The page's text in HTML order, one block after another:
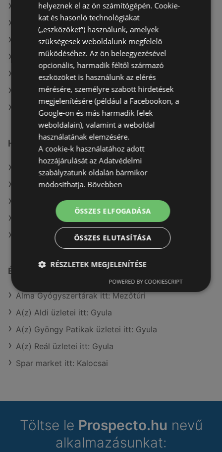
A(z) Interspar ajánlatai
A(z) COOP Szolnok Zrt. aktuális akciós újságjai
A(z) Metro aktuális akciós újságjai
A(z) Coop aktuális akciós újságjai
A(z) Privát aktuális akciós újságjai
A(z) Penny-Market Kft. aktuális akciós újságjai
A(z) Spar üzletei itt: Sopron-Fertődi
Hasonló kiskereskedők
A(z) Auchan ajánlatai
A(z) Metro ajánlatai
A(z) Müller HU ajánlatai
A(z) Coop ajánlatai
A(z) Interspar ajánlatai
Érdeklődésre számot tartó elemek itt:
Alma Gyógyszertárak itt: Mezőtúri
A(z) Aldi üzletei itt: Gyula
A(z) Gyöngy Patikak üzletei itt: Gyula
A(z) Reál üzletei itt: Gyula
Spar market itt: Kalocsai
Töltse le Prospecto.hu nevű
alkalmazásunkat:
helyeznek el az ön számítógépén. Cookie-
kat és hasonló technológiákat
(„eszközöket”) használunk, amelyek
szükségesek weboldalunk megfelelő
működéséhez. Az ön beleegyezésével
opcionális, harmadik féltől származó
eszközöket is használunk az elérés
mérésére, személyre szabott hirdetések
megjelenítésére (például a Facebookon, a
Google-on és más harmadik felek
weboldalain), valamint a weboldal
használatának elemzésére.
A cookie-k használatához adott
hozzájárulását az Adatvédelmi
szabályzatunk oldalán bármikor
módosíthatja. Bővebben
ÖSSZES ELFOGADÁSA
ÖSSZES ELUTASÍTÁSA
RÉSZLETEK MEGJELENÍTÉSE
POWERED BY COOKIESCRIPT